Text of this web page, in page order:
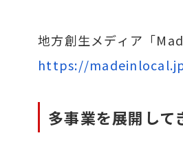
NEWS新着情報
RECRUIT採用情報
地方創生メディア「
https://
多事業を展開し